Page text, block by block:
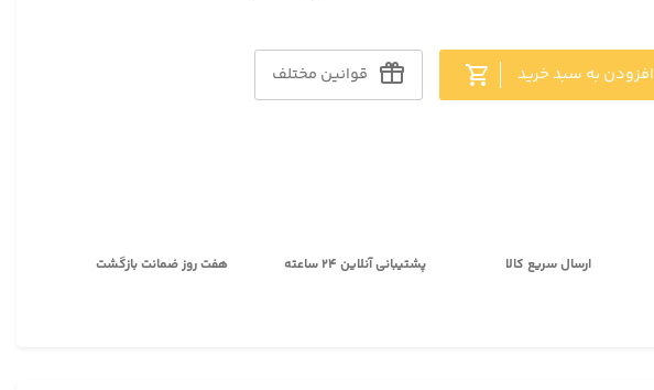
افزودن به سبد خرید قوانین مختلف
ارسال سریع کالا پشتیبانی آنلاین ۲۴ ساعته هفت روز ضمانت بازگشت